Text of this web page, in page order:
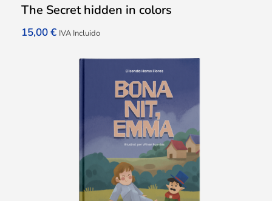
The Secret hidden in colors
15,00€ IVA Incluido